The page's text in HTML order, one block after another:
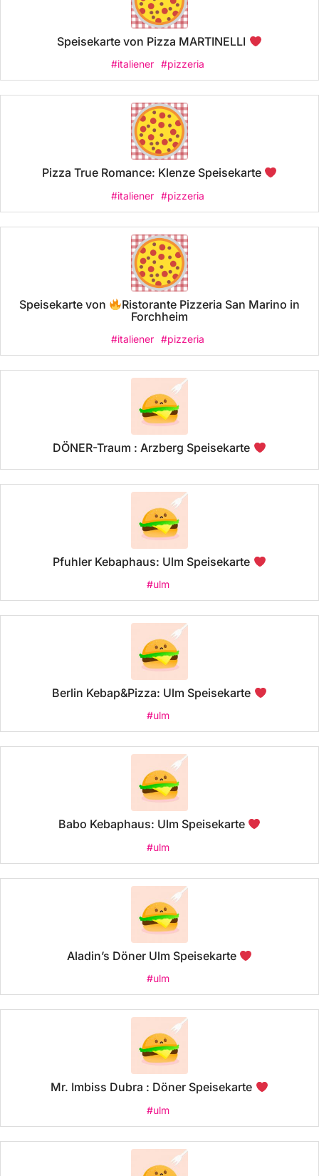
Speisekarte von Pizza MARTINELLI
#italiener #pizzeria
Pizza True Romance: Klenze Speisekarte
#italiener #pizzeria
Speisekarte von
Ristorante Pizzeria San Marino in
Forchheim
#italiener #pizzeria
DÖNER-Traum : Arzberg Speisekarte
Pfuhler Kebaphaus: Ulm Speisekarte
#ulm
Berlin Kebap&Pizza: Ulm Speisekarte
#ulm
Babo Kebaphaus: Ulm Speisekarte
#ulm
Aladin’s Döner Ulm Speisekarte
#ulm
Mr. Imbiss Dubra : Döner Speisekarte
#ulm